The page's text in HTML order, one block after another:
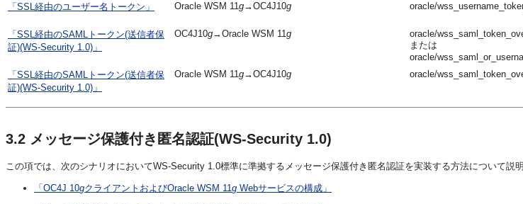
「SSL経由のユーザー名トークン」 Oracle WSM 11g→OC4J10g oracle/
「SSL経由のSAMLトークン(送信者保
証)(WS-Security 1.0)」
OC4J10g→Oracle WSM 11g
oracle/
または
oracle/
「SSL経由のSAMLトークン(送信者保
証)(WS-Security 1.0)」
Oracle WSM 11g→OC4J10g oracle/
3.2 メッセージ保護付き匿名認証(WS-Security 1.0)
この項では、次のシナリオにおいてWS-Security 1.0標準に準拠するメッセージ保護付き匿名認証を実装する方法について説明
「OC4J 10gクライアントおよびOracle WSM 11g Webサービスの構成」